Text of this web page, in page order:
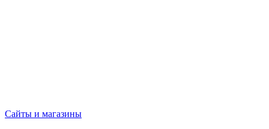
Сайты и магазины